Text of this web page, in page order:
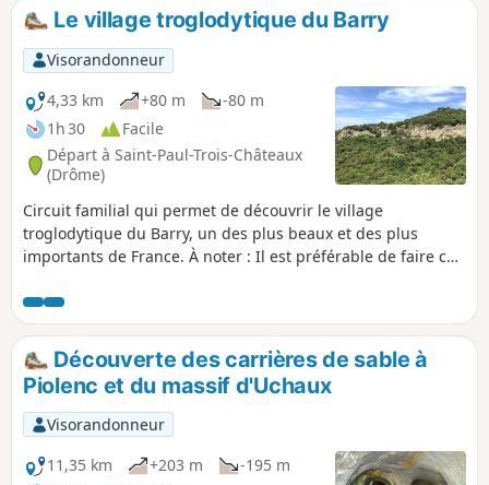
se frayer un chemin parmi la multitude de
sentiers pour un premier contact avec le
site. Superbes panoramas et témoignages
émouvants de l'occupation de ce territoire
par les hommes depuis la préhistoire
jusqu'au XXème siècle.
Le village troglodytique du Barry
Visorandonneur
4,33 km
+80 m
-80 m
1h 30
Facile
Départ à Saint-Paul-Trois-Châteaux
(Drôme)
Circuit familial qui permet de découvrir le village
troglodytique du Barry, un des plus beaux et des plus
importants de France. À noter : Il est préférable de faire ce
rencontrer des difficultés de repérage à certains endroits.
Découverte des carrières de sable à
Piolenc et du massif d'Uchaux
Visorandonneur
11,35 km
+203 m
-195 m